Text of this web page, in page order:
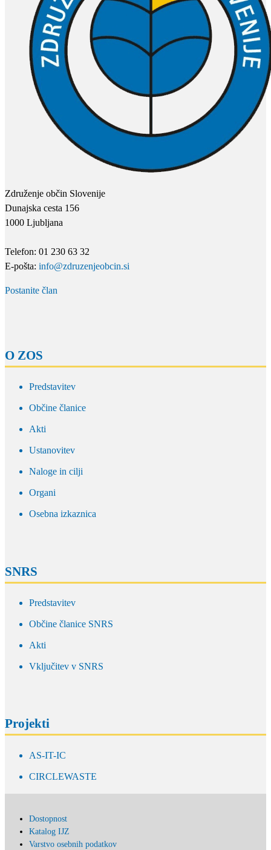
Združenje občin Slovenije
Dunajska cesta 156
1000 Ljubljana
Telefon: 01 230 63 32
E-pošta: info@zdruzenjeobcin.si
Postanite član
O ZOS
Predstavitev
Občine članice
Akti
Ustanovitev
Naloge in cilji
Organi
Osebna izkaznica
SNRS
Predstavitev
Občine članice SNRS
Akti
Vključitev v SNRS
Projekti
AS-IT-IC
CIRCLEWASTE
Dostopnost
Katalog IJZ
Varstvo osebnih podatkov